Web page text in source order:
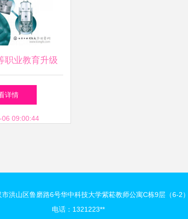
职业教育升级
操作课程改革
探索
详情
06 09:00:44
洪山区鲁磨路6号华中科技大学紫菘教师公寓C栋9层（6-2
电话：1321223**